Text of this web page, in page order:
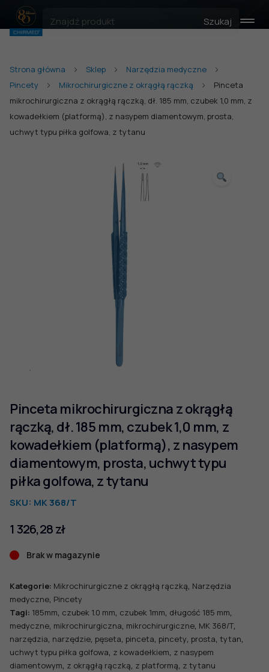
Szukaj
Strona główna Sklep
Narzędzia medyczne
Pincety
Mikrochirurgiczne z okrągłą rączką
Pinceta
mikrochirurgiczna z okrągłą rączką, dł. 185 mm, czubek 1,0 mm, z
kowadełkiem (platformą), z nasypem diamentowym, prosta,
uchwyt typu piłka golfowa, z tytanu
Pinceta mikrochirurgiczna z okrągłą
rączką, dł. 185 mm, czubek 1,0 mm, z
kowadełkiem (platformą), z nasypem
diamentowym, prosta, uchwyt typu
piłka golfowa, z tytanu
SKU: MK 368/T
1 326,28zł
Brak w magazynie
Kategorie: Mikrochirurgiczne z okrągłą rączką, Narzędzia
medyczne, Pincety
Tagi: 185mm, czubek 1.0 mm, czubek 1mm, długość 185 mm,
medyczne, mikrochirurgiczna, mikrochirurgiczne, MK 368/T,
narzędzia, narzędzie, pęseta, pinceta, pincety, prosta, tytan,
uchwyt typu piłka golfowa, z kowadełkiem, z nasypem
diamentowym, z okrągłą rączką, z platformą, z tytanu